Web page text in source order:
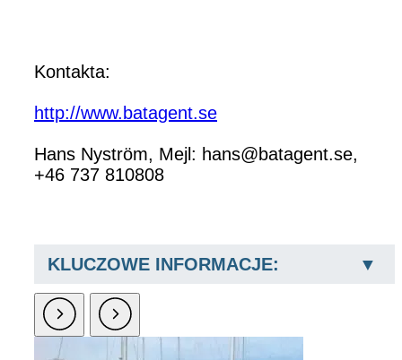
Kontakta:
http://www.batagent.se
Hans Nyström, Mejl: hans@batagent.se,
+46 737 810808
KLUCZOWE INFORMACJE: